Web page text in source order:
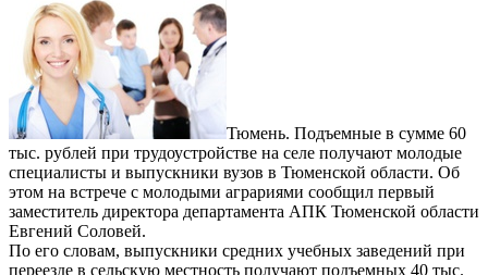
Тюмень. Подъемные в сумме 60
тыс. рублей при трудоустройстве на селе получают молодые
специалисты и выпускники вузов в Тюменской области. Об
этом на встрече с молодыми аграриями сообщил первый
заместитель директора департамента АПК Тюменской области
Евгений Соловей.
По его словам, выпускники средних учебных заведений при
переезде в сельскую местность получают подъемных 40 тыс.